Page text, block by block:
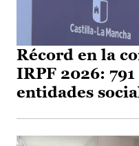
Récord en la
IRPF 2026:
entidades